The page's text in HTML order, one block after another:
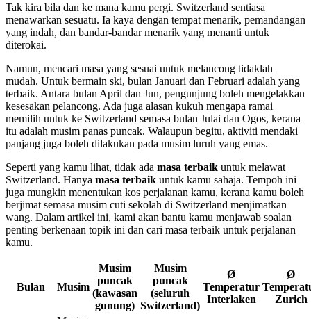
Tak kira bila dan ke mana kamu pergi. Switzerland sentiasa
menawarkan sesuatu. Ia kaya dengan tempat menarik, pemandangan
yang indah, dan bandar-bandar menarik yang menanti untuk
diterokai.
Namun, mencari masa yang sesuai untuk melancong tidaklah
mudah. Untuk bermain ski, bulan Januari dan Februari adalah yang
terbaik. Antara bulan April dan Jun, pengunjung boleh mengelakkan
kesesakan pelancong. Ada juga alasan kukuh mengapa ramai
memilih untuk ke Switzerland semasa bulan Julai dan Ogos, kerana
itu adalah musim panas puncak. Walaupun begitu, aktiviti mendaki
panjang juga boleh dilakukan pada musim luruh yang emas.
Seperti yang kamu lihat, tidak ada masa terbaik untuk melawat
Switzerland. Hanya masa terbaik untuk kamu sahaja. Tempoh ini
juga mungkin menentukan kos perjalanan kamu, kerana kamu boleh
berjimat semasa musim cuti sekolah di Switzerland menjimatkan
wang. Dalam artikel ini, kami akan bantu kamu menjawab soalan
penting berkenaan topik ini dan cari masa terbaik untuk perjalanan
kamu.
Bulan Musim
Musim
puncak
(kawasan
gunung)
Musim
puncak
(seluruh
Switzerland)
Ø
Temperatur
Interlaken
Ø
Zurich